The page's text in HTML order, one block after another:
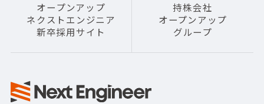
オープンアップ
ネクストエンジニア
新卒採用サイト
持株会社
オープンアップ
グループ